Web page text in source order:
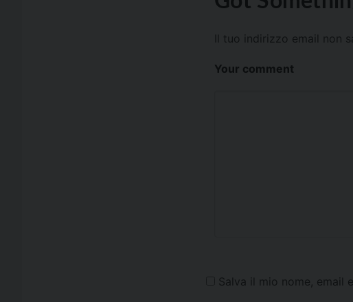
Il tuo indirizzo email non
Your comment
Salva il mio nome, email